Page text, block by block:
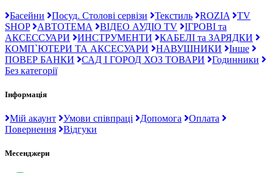
Басейни Посуд. Столові сервізи Текстиль ROZIA
TV
SHOP
АВТОТЕМА ВІДЕО АУДІО TV
ІГРОВІ та
АКСЕССУАРИ
ИНСТРУМЕНТИ
КАБЕЛІ та ЗАРЯДКИ
КОМП`ЮТЕРИ ТА АКСЕСУАРИ
НАВУШНИКИ
Інше
ПОВЕР БАНКИ
САД І ГОРОД ХОЗ ТОВАРИ
Годинники
Без категорії
Інформація
Мій акаунт Умови співпраці Допомога
Оплата
Повернення
Відгуки
Месенджери